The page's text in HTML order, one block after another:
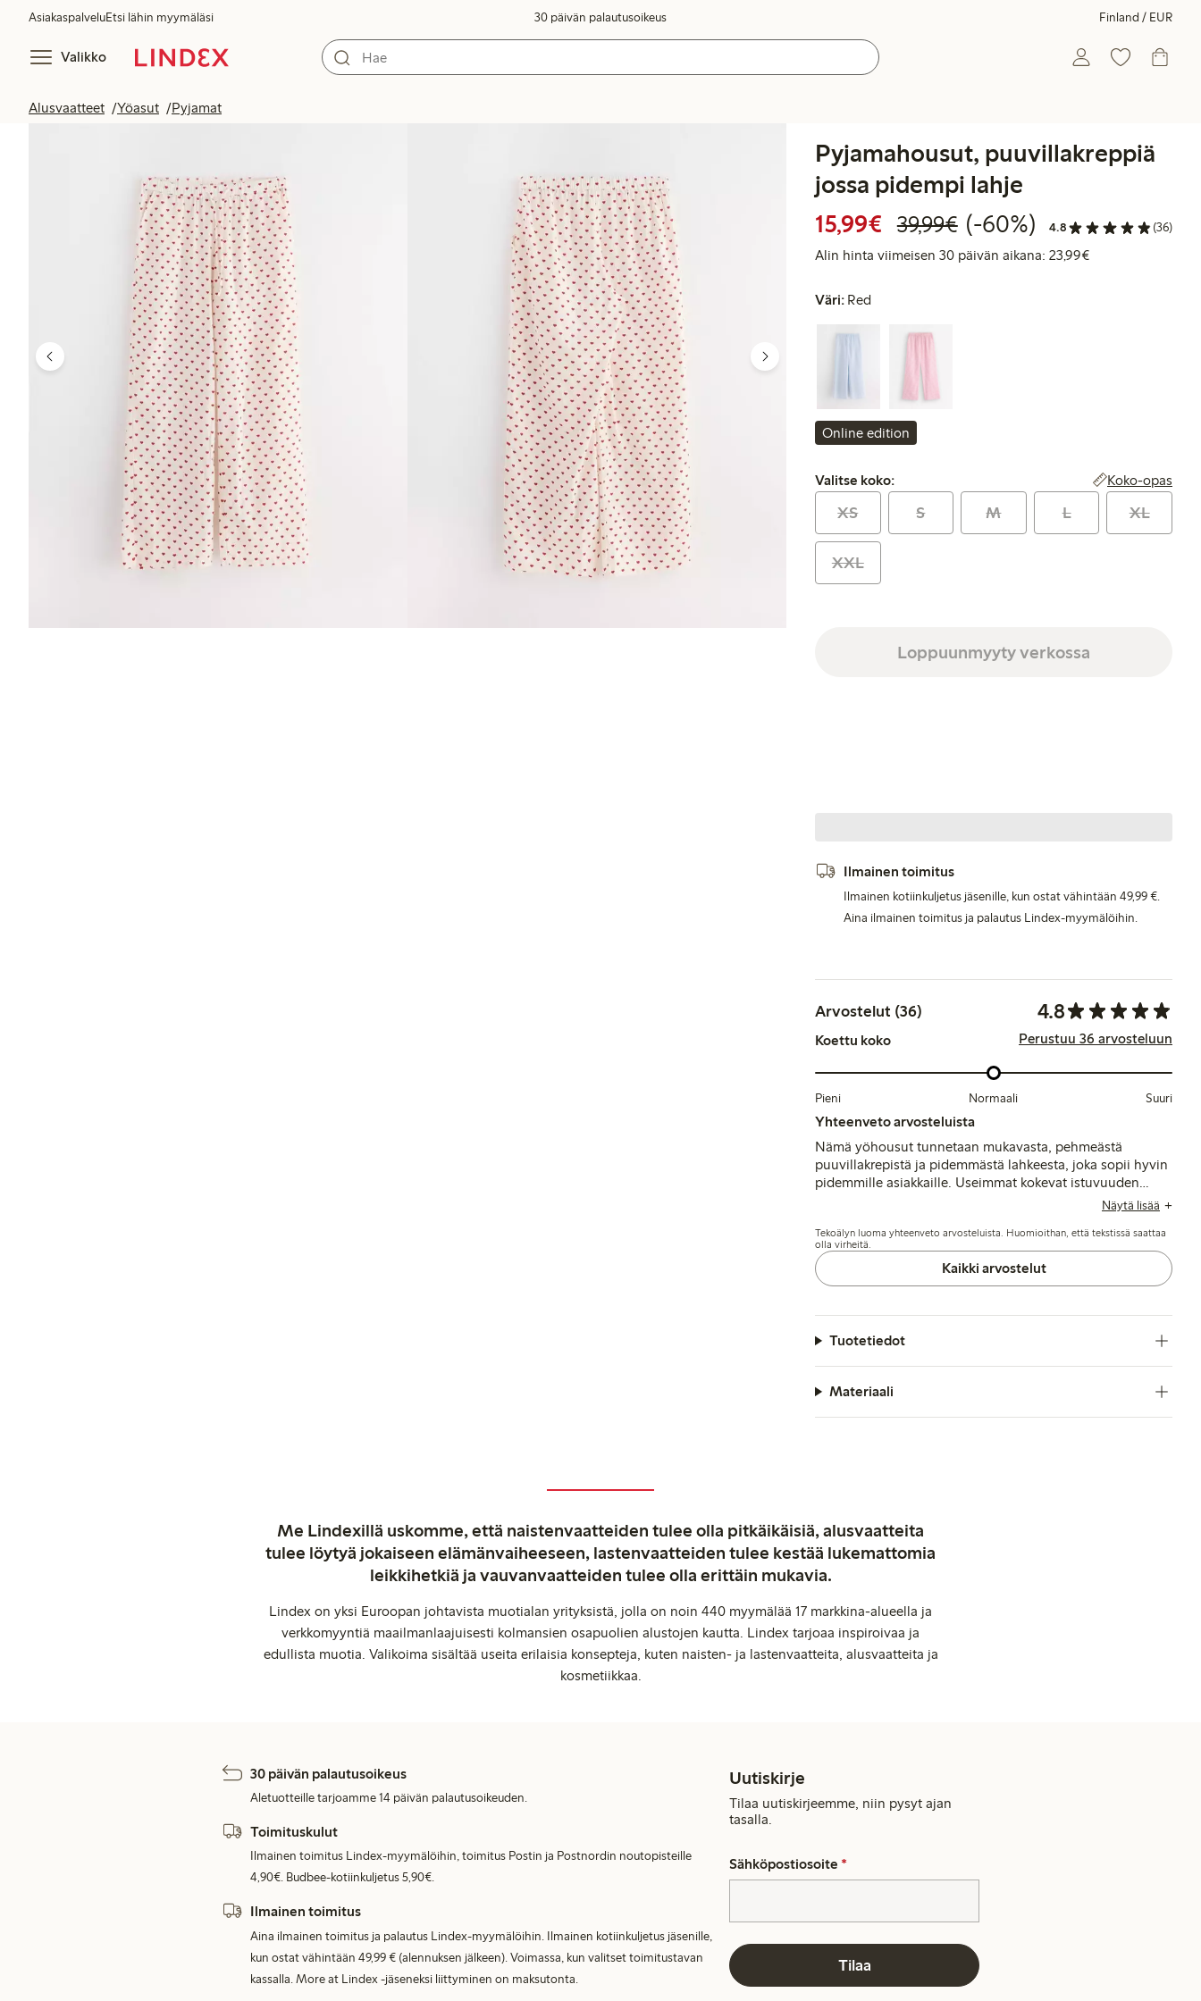
AsiakaspalveluEtsi lähin myymäläsi 30 päivän palautusoikeus Finland / EUR
Valikko
Alusvaatteet Yöasut Pyjamat
Pyjamahousut, puuvillakreppiä
jossa pidempi lahje
15,99€ Alennettu hinta: 15,99 €
39,99€Normaalihinta: 39,99
60% alennus
(-60%) 4.8 (36)
Alin hinta viimeisen 30 päivän aikana: 23,99€Alin hinta
Väri: Red
Online edition
Valitse koko:
Valitse koko: Koko-opas
XS S M L XL
XXL
Loppuunmyyty verkossa
Ilmainen toimitus
Ilmainen kotiinkuljetus jäsenille, kun ostat vähintään 49,99 €.
Aina ilmainen toimitus ja palautus Lindex-myymälöihin.
Arvostelut (36) 4.8
Koettu koko Perustuu 36 arvosteluun
Pieni Normaali Suuri
Yhteenveto arvosteluista
Nämä yöhousut tunnetaan mukavasta, pehmeästä
puuvillakrepistä ja pidemmästä lahkeesta, joka sopii hyvin
pidemmille asiakkaille. Useimmat kokevat istuvuuden
väljähköksi, ja osa suosittelee ottamaan kokoa pienemmän
materiaali saavat jatkuvasti positiivista palautetta.
Näytä lisää
Tekoälyn luoma yhteenveto arvosteluista. Huomioithan, että tekstissä saattaa
olla virheitä.
Kaikki arvostelut
Tuotetiedot
Materiaali
Me Lindexillä uskomme, että naistenvaatteiden tulee olla pitkäikäisiä, alusvaatteita
tulee löytyä jokaiseen elämänvaiheeseen, lastenvaatteiden tulee kestää lukemattomia
leikkihetkiä ja vauvanvaatteiden tulee olla erittäin mukavia.
Lindex on yksi Euroopan johtavista muotialan yrityksistä, jolla on noin 440 myymälää 17 markkina-alueella ja
verkkomyyntiä maailmanlaajuisesti kolmansien osapuolien alustojen kautta. Lindex tarjoaa inspiroivaa ja
edullista muotia. Valikoima sisältää useita erilaisia konsepteja, kuten naisten- ja lastenvaatteita, alusvaatteita ja
kosmetiikkaa.
30 päivän palautusoikeus
Aletuotteille tarjoamme 14 päivän palautusoikeuden.
Toimituskulut
Ilmainen toimitus Lindex-myymälöihin, toimitus Postin ja Postnordin noutopisteille
4,90€. Budbee-kotiinkuljetus 5,90€.
Ilmainen toimitus
Aina ilmainen toimitus ja palautus Lindex-myymälöihin. Ilmainen kotiinkuljetus jäsenille,
kun ostat vähintään 49,99 € (alennuksen jälkeen). Voimassa, kun valitset toimitustavan
kassalla. More at Lindex -jäseneksi liittyminen on maksutonta.
Uutiskirje
Tilaa uutiskirjeemme, niin pysyt ajan
tasalla.
Sähköpostiosoite *
Tilaa